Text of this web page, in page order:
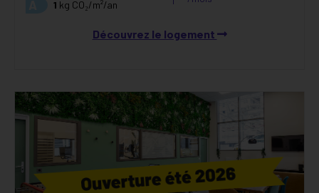
1 kg CO₂/m²/an
Découvrez le logement